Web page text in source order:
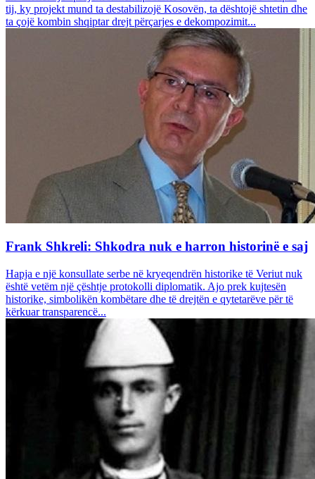
tij, ky projekt mund ta destabilizojë Kosovën, ta dështojë shtetin dhe
ta çojë kombin shqiptar drejt përçarjes e dekompozimit...
Frank Shkreli: Shkodra nuk e harron historinë e saj
Hapja e një konsullate serbe në kryeqendrën historike të Veriut nuk
është vetëm një çështje protokolli diplomatik. Ajo prek kujtesën
historike, simbolikën kombëtare dhe të drejtën e qytetarëve për të
kërkuar transparencë...